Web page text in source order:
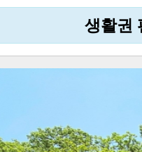
생활권